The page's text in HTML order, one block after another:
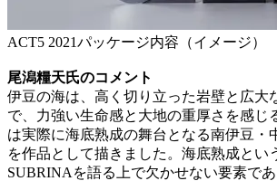
ACT5 2021パッケージ内容（イメージ）
尾潟糧天氏のコメント
伊豆の海は、高く切り立った岩壁と広大
で、力強い生命感と大地の重厚さを感じ
は実際に海底熟成の舞台となる南伊豆・
を作品として描きました。海底熟成とい
SUBRINAを語る上で欠かせない要素で